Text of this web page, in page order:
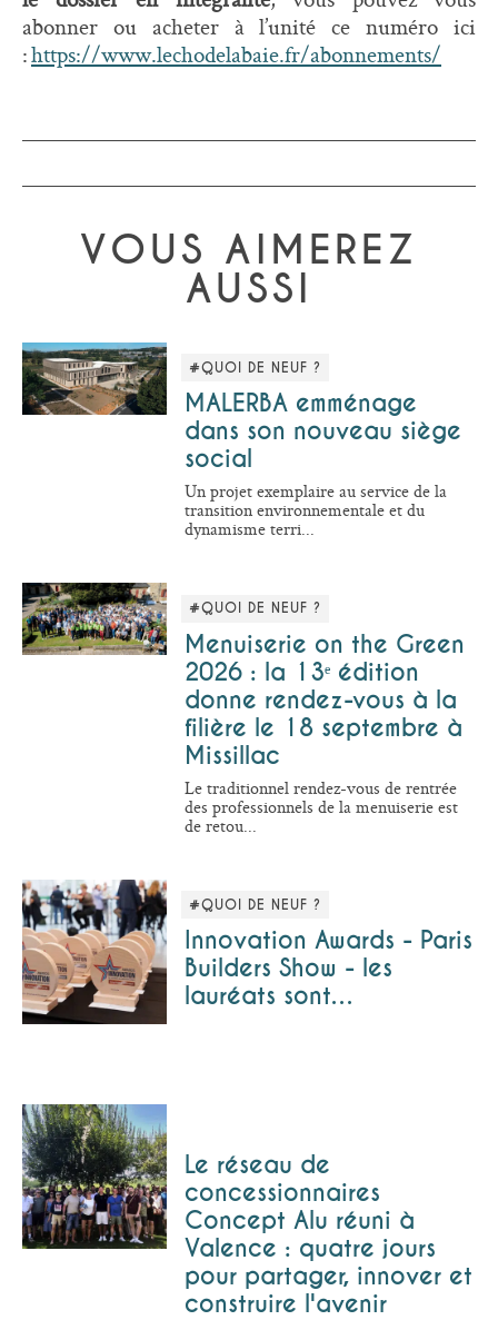
abonner ou acheter à l’unité ce numéro ici
:https://www.lechodelabaie.fr/abonnements/
VOUS AIMEREZ
AUSSI
#QUOI DE NEUF ?
MALERBA emménage
dans son nouveau siège
social
Un projet exemplaire au service de la
transition environnementale et du
dynamisme terri...
#QUOI DE NEUF ?
Menuiserie on the Green
2026 : la 13ᵉ édition
donne rendez-vous à la
filière le 18 septembre à
Missillac
Le traditionnel rendez-vous de rentrée
des professionnels de la menuiserie est
de retou...
#QUOI DE NEUF ?
Innovation Awards - Paris
Builders Show - les
lauréats sont…
Le réseau de
concessionnaires
Concept Alu réuni à
Valence : quatre jours
pour partager, innover et
construire l'avenir